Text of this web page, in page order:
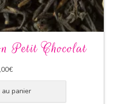
Petit Chocolat
€
panier